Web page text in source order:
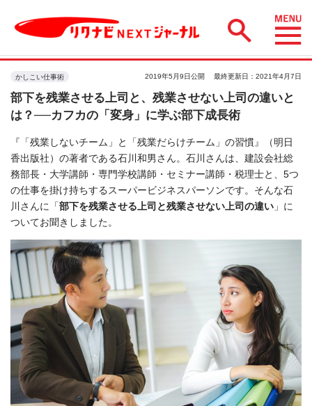
かしこい仕事術 2019年5月9日公開 最終更新日：2021年4月7日
部下を残業させる上司と、残業させない上司の違いと
は？──カフカの「変身」に学ぶ部下成長術
『「残業しないチーム」と「残業だらけチーム」の習慣』（明日
香出版社）の著者である石川和男さん。石川さんは、建設会社総
務部長・大学講師・専門学校講師・セミナー講師・税理士と、5つ
の仕事を掛け持ちするスーパービジネスパーソンです。そんな石
川さんに「部下を残業させる上司と残業させない上司の違い 」に
ついてお聞きしました。